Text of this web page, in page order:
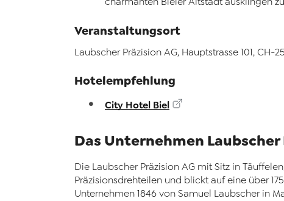
Veranstaltungsort
Laubscher Präzision AG, Hauptstrasse 101, CH-
Hotelempfehlung
City Hotel Biel
Das Unternehmen Laubscher
Die Laubscher Präzision AG mit Sitz in
Präzisionsdrehteilen und blickt auf eine über
Unternehmen 1846 von Samuel Laubscher in